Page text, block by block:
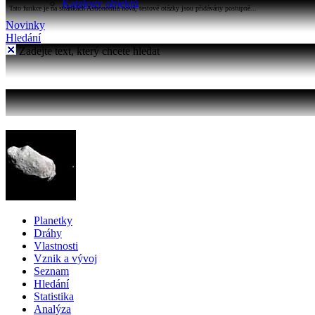
Katalogy objektů
Tato funkce je na stránkách Astronomia nová, testové otázky jsou přidávány postupně...
Novinky
Hledání
Zadejte text, který chcete hledat
Planetky
Dráhy
Vlastnosti
Vznik a vývoj
Seznam
Hledání
Statistika
Analýza